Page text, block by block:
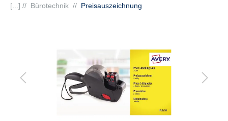
[...] // Bürotechnik // Preisauszeichnung